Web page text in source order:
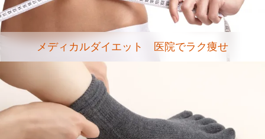
メディカルダイエット 医院でラク痩せ